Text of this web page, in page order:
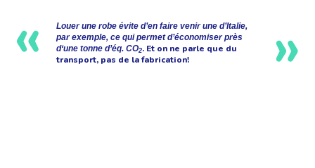
Louer une robe évite d’en faire venir une d’Italie,
par exemple, ce qui permet d’économiser près
d‘une tonne d’éq. CO2. Et on ne parle que du
transport, pas de la fabrication!